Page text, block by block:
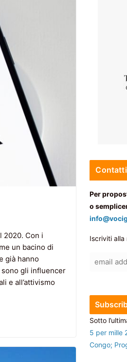
2020. Con i
un bacino di
già hanno
gli influencer
e all’attivismo
Per
o
Iscriviti
Sotto
5 per mille
Congo;